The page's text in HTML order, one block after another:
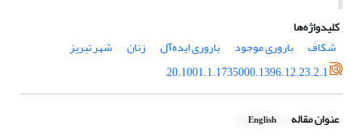
کلیدواژه‌ها
شکاف
باروری موجود باروری ایده‌آل زنان
شهر تبریز
20.1001.1.1735000.1396.12.23.2.1
عنوان مقاله English